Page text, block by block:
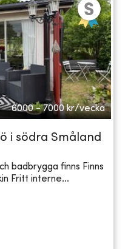
6000 - 7000 kr/vecka
i södra Småland
badbrygga finns Finns
Fritt interne...